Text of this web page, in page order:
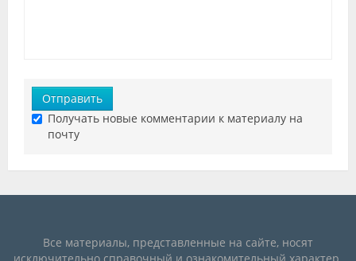
Отправить
Получать новые комментарии к материалу на
почту
Все материалы, представленные на сайте, носят